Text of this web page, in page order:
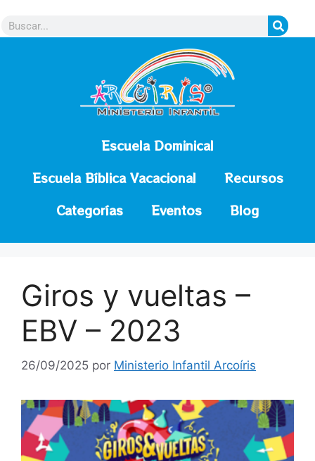
Escuela Dominical
Escuela Bíblica Vacacional
Recursos
Categorías
Eventos Blog
Giros y vueltas –
EBV – 2023
26/09/2025 por Ministerio Infantil Arcoíris